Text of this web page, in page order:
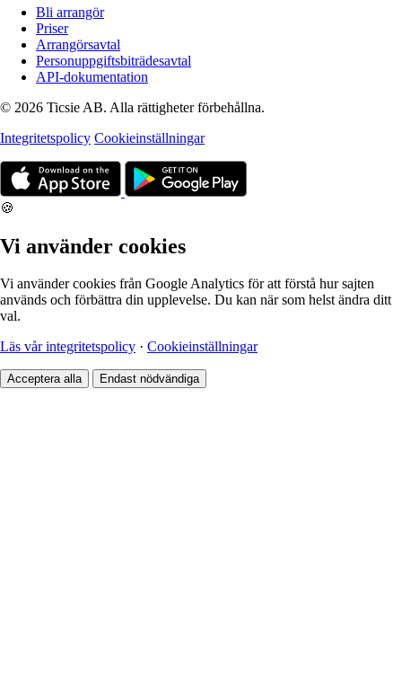
Bli arrangör
Priser
Arrangörsavtal
Personuppgiftsbiträdesavtal
API-dokumentation
© 2026 Ticsie AB. Alla rättigheter förbehållna.
Integritetspolicy Cookieinställningar
🍪
Vi använder cookies
Vi använder cookies från Google Analytics för att förstå hur sajten
används och förbättra din upplevelse. Du kan när som helst ändra ditt
val.
Läs vår integritetspolicy · Cookieinställningar
Acceptera alla Endast nödvändiga